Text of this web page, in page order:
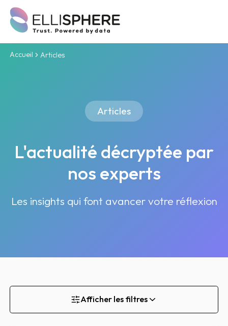
Accueil Articles
Articles
L'actualité décryptée par
nos experts
Les insights qui font avancer votre réflexion
Afficher les filtres